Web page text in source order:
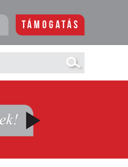
Támogatás